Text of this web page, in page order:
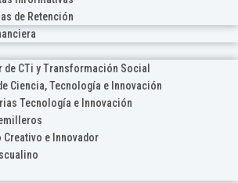
de Retención
CTi y Transformación Social
Ciencia, Tecnología e Innovación
Tecnología e Innovación
Creativo e Innovador